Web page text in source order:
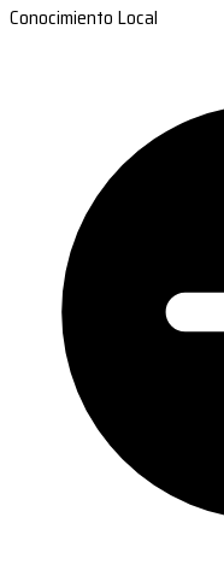
Conocimiento Local